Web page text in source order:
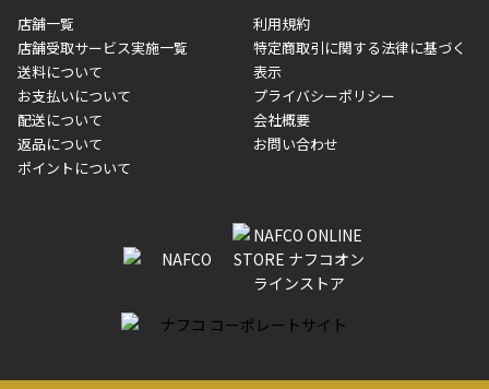
■商品によっては一部決済方法が使用できない場合がございま
す。
メーカー直送品など一部商品については、その他商品との購入に
制限がかかる場合がございます。また発送日についても、通常と
異なる場合がございます。対象商品の説明ページをご確認くださ
い。
■店舗受取をご選択いただいた場合
ご注文が確認出来次第、お受取される店舗在庫を使用してご準備
をさせていただきます。店舗に在庫がない場合は店舗よりお取り
いただく場合がございます。店舗準備でのお渡しとなる為、商品
のみの受け渡しとなります。（箱や納品書は付属しておりませ
ん）店舗で準備が出来次第、メールにてご連絡させていただきま
店舗一覧
店舗受取サービス実施一覧
送料について
お支払いについて
配送について
返品について
ポイントについて
利用規約
特定商取引に関する法律に基づく
表示
プライバシーポリシー
会社概要
お問い合わせ